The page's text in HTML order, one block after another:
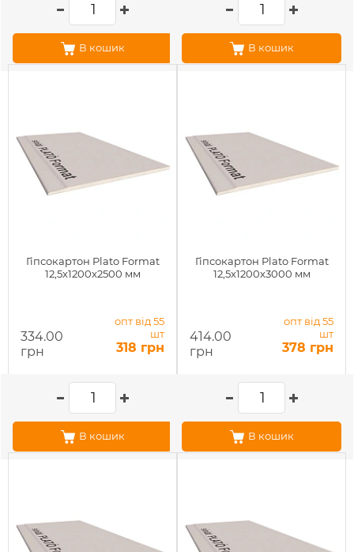
В кошик В кошик
Гіпсокартон Plato Format
12,5x1200x2500 мм
334.00
грн
опт від 55
шт
318 грн
В кошик
Гіпсокартон Plato Format
12,5x1200x3000 мм
414.00
грн
опт від 55
шт
378 грн
В кошик